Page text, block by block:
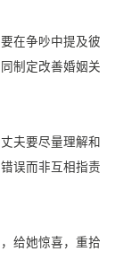
在争吵中提及彼
制定改善婚姻关
夫要尽量理解和
误而非互相指责
给她惊喜，重拾